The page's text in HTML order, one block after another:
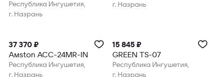
Республика Ингушетия,
г. Назрань
г. Назрань
37 370 ₽
Amston ACC-24MR-IN
Республика Ингушетия,
г. Назрань
15 845 ₽
GREEN TS-07
Республика Ингушетия,
г. Назрань